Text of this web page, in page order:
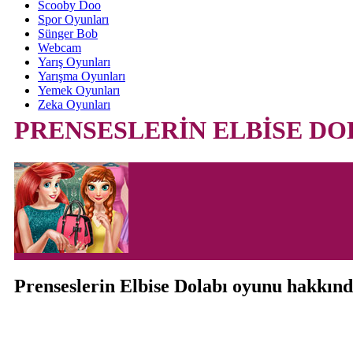
Scooby Doo
Spor Oyunları
Sünger Bob
Webcam
Yarış Oyunları
Yarışma Oyunları
Yemek Oyunları
Zeka Oyunları
PRENSESLERİN ELBİSE
Prenseslerin Elbise Dolabı oyunu